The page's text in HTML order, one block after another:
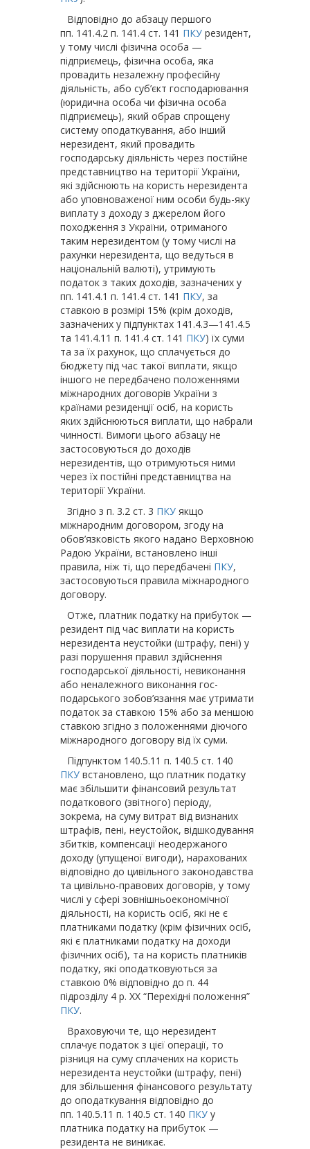
Відповідно до абзацу першого
пп. 141.4.2 п. 141.4 ст. 141 ПКУ резидент,
у тому числі фізична особа —
підприємець, фізична особа, яка
провадить незалежну професійну
діяльність, або суб’єкт господарювання
(юридична особа чи фізична особа
підприємець), який обрав спрощену
систему оподаткування, або інший
нерезидент, який провадить
господарську діяльність через постійне
представництво на території України,
які здійснюють на користь нерезидента
або уповноваженої ним особи будь-яку
виплату з доходу з джерелом його
походження з України, отриманого
таким нерезидентом (у тому числі на
рахунки нерезидента, що ведуться в
національній валюті), утримують
податок з таких доходів, зазначених у
пп. 141.4.1 п. 141.4 ст. 141 ПКУ, за
ставкою в розмірі 15% (крім доходів,
зазначених у підпунктах 141.4.3—141.4.5
та 141.4.11 п. 141.4 ст. 141 ПКУ) їх суми
та за їх рахунок, що сплачується до
бюджету під час такої виплати, якщо
іншого не передбачено положеннями
міжнародних договорів України з
країнами резиденції осіб, на користь
яких здійсню­ються виплати, що набрали
чинності. Вимоги цього абзацу не
застосовуються до доходів
нерезидентів, що отримуються ними
через їх постійні представництва на
території України.
Згідно з п. 3.2 ст. 3 ПКУ якщо
міжнародним договором, згоду на
обов’язковість якого надано Верховною
Радою України, встановлено інші
правила, ніж ті, що передбачені ПКУ,
застосовуються правила міжнародного
договору.
Отже, платник податку на прибуток —
резидент під час виплати на користь
нерезидента неустойки (штрафу, пені) у
разі порушення правил здійснення
господарської діяльності, невиконання
або неналежного виконання гос­
подарського зобов’язання має утримати
податок за ставкою 15% або за меншою
ставкою згідно з положеннями діючого
міжнародного договору від їх суми.
Підпунктом 140.5.11 п. 140.5 ст. 140
ПКУ встановлено, що платник податку
має збільшити фінансовий результат
податкового (звітного) періоду,
зокрема, на суму витрат від визнаних
штрафів, пені, неустойок, відшкодування
збитків, компенсації неодержаного
доходу (упущеної вигоди), нарахованих
відповідно до цивільного законодавства
та цивільно-правових договорів, у тому
числі у сфері зовнішньо­економічної
діяльності, на користь осіб, які не є
платниками податку (крім фізичних осіб,
які є платниками податку на доходи
фізичних осіб), та на користь платників
податку, які оподатковуються за
ставкою 0% відповідно до п. 44
підрозділу 4 р. XX “Перехідні положення”
ПКУ.
Враховуючи те, що нерезидент
сплачує податок з цієї операції, то
різниця на суму сплачених на користь
нерезидента неустойки (штрафу, пені)
для збільшення фінансового результату
до оподаткування відповідно до
пп. 140.5.11 п. 140.5 ст. 140 ПКУ у
платника податку на прибуток —
резидента не виникає.